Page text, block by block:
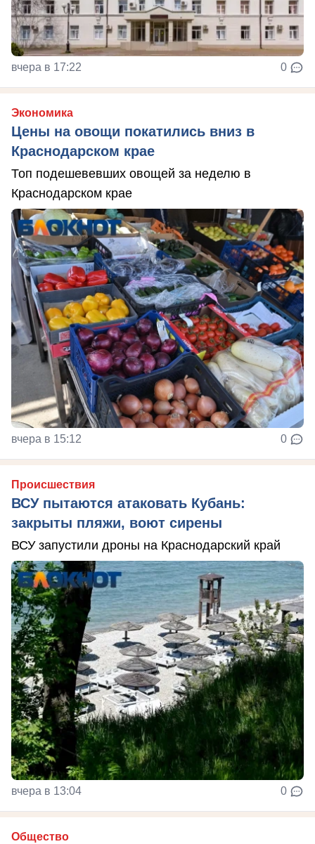
вчера в 17:22 0
Экономика
Цены на овощи покатились вниз в
Краснодарском крае
Топ подешевевших овощей за неделю в
Краснодарском крае
вчера в 15:12 0
Происшествия
ВСУ пытаются атаковать Кубань:
закрыты пляжи, воют сирены
ВСУ запустили дроны на Краснодарский край
вчера в 13:04 0
Общество